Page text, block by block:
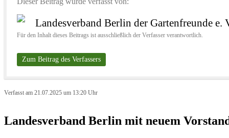
Landesverband Berlin der Gartenfreunde e.
Für den Inhalt dieses Beitrags ist ausschließlich der Verfasser verantwortlich.
Zum Beitrag des Verfassers
Verfasst am 21.07.2025 um 13:20 Uhr
Landesverband Berlin mit neuem